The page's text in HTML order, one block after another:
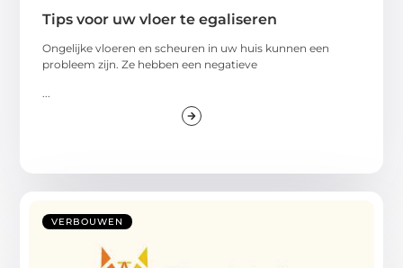
Tips voor uw vloer te egaliseren
Ongelijke vloeren en scheuren in uw huis kunnen een
probleem zijn. Ze hebben een negatieve
...
VERBOUWEN